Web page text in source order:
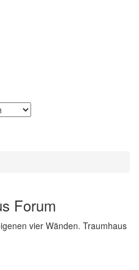
Forum
vier Wänden. Traumhaus